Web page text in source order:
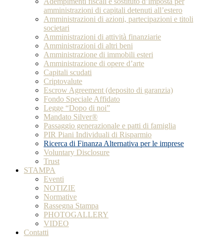
amministrazioni di capitali detenuti all’estero
Amministrazioni di azioni, partecipazioni e titoli
societari
Amministrazioni di attività finanziarie
Amministrazioni di altri beni
Amministrazione di immobili esteri
Amministrazione di opere d’arte
Capitali scudati
Criptovalute
Escrow Agreement (deposito di garanzia)
Fondo Speciale Affidato
Legge “Dopo di noi”
Mandato Silver®
Passaggio generazionale e patti di famiglia
PIR Piani Individuali di Risparmio
Ricerca di Finanza Alternativa per le imprese
Voluntary Disclosure
Trust
STAMPA
Eventi
NOTIZIE
Normative
Rassegna Stampa
PHOTOGALLERY
VIDEO
Contatti